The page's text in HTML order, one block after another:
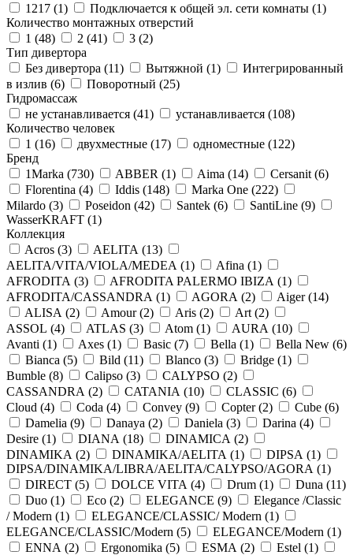
1217 (1) Подключается к общей эл. сети комнаты (1)
Количество монтажных отверстий
1 (48) 2 (41) 3 (2)
Тип дивертора
Без дивертора (11) Вытяжной (1)
Интегрированный
в излив (6) Поворотный (25)
Гидромассаж
не устанавливается (41) устанавливается (108)
Количество человек
1 (16) двухместные (17) одноместные (122)
Бренд
1Marka (730) ABBER (1) Aima (14) Cersanit (6)
Florentina (4) Iddis (148) Marka One (222)
Milardo (3) Poseidon (42) Santek (6) SantiLine (9)
WasserKRAFT (1)
Коллекция
Acros (3) AELITA (13)
AELITA/VITA/VIOLA/MEDEA (1) Afina (1)
AFRODITA (3) AFRODITA PALERMO IBIZA (1)
AFRODITA/CASSANDRA (1) AGORA (2) Aiger (14)
ALISA (2) Amour (2) Aris (2) Art (2)
ASSOL (4) ATLAS (3) Atom (1) AURA (10)
Avanti (1) Axes (1) Basic (7) Bella (1) Bella New (6)
Bianca (5) Bild (11) Blanco (3) Bridge (1)
Bumble (8) Calipso (3) CALYPSO (2)
CASSANDRA (2) CATANIA (10) CLASSIC (6)
Cloud (4) Coda (4) Convey (9) Copter (2) Cube (6)
Damelia (9) Danaya (2) Daniela (3) Darina (4)
Desire (1) DIANA (18) DINAMICA (2)
DINAMIKA (2) DINAMIKA/AELITA (1) DIPSA (1)
DIPSA/DINAMIKA/LIBRA/AELITA/CALYPSO/AGORA (1)
DIRECT (5) DOLCE VITA (4) Drum (1) Duna (11)
Duo (1) Eco (2) ELEGANCE (9)
Elegance /Classic
/ Modern (1) ELEGANCE/CLASSIC/ Modern (1)
ELEGANCE/CLASSIC/Modern (5) ELEGANCE/Modern (1)
ENNA (2) Ergonomika (5) ESMA (2) Estel (1)